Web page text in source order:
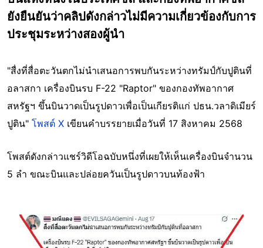
ยังยืนยันว่าคลิปดังกล่าวไม่มีความเกี่ยวข้องกับการ
ประชุมระหว่างสองผู้นำ
"สื่งที่สื่อตะวันตกไม่นำเสนอการพบกันระหว่างทรัมป์กับปูตินที่
อลาสกา เครื่องบินรบ F-22 "Raptor" ของกองทัพอากาศ
สหรัฐฯ ขึ้นบินวาดเป็นรูปดาวเพื่อเป็นเกียรติแก่ ปธน.วลาดิเมียร์
ปูติน" โพสต์ X เขียนคำบรรยายเมื่อวันที่ 17 สิงหาคม 2568
โพสต์ดังกล่าวแชร์วิดีโอฉบับหนึ่งที่เผยให้เห็นเครื่องบินจำนวน
5 ลำ ขณะบินและปล่อยควันเป็นรูปดาวบนท้องฟ้า
Image